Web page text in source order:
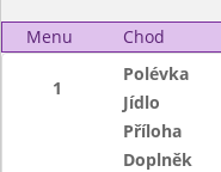
Menu Chod
1
Polévka
Jídlo
Příloha
Doplněk